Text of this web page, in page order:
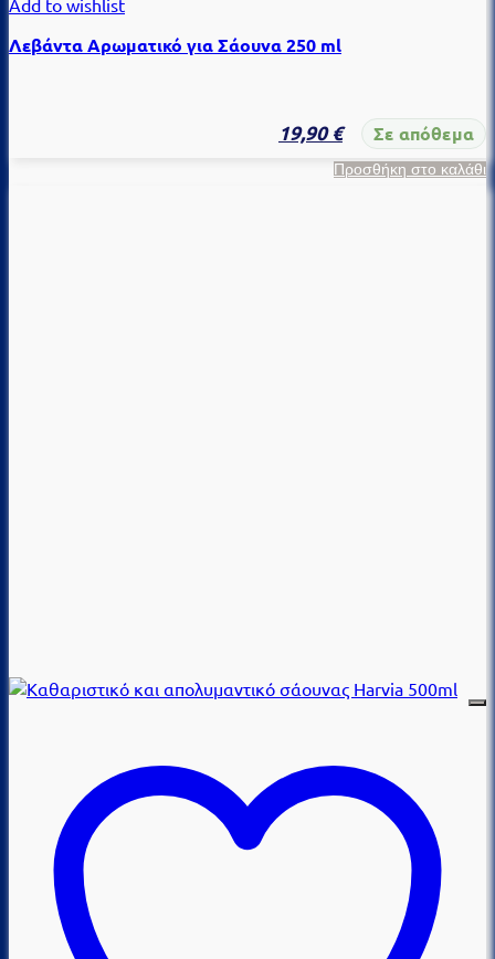
Add to wishlist
Λεβάντα Αρωματικό για Σάουνα 250 ml
19,90€ Σε απόθεμα
Προσθήκη στο καλάθι